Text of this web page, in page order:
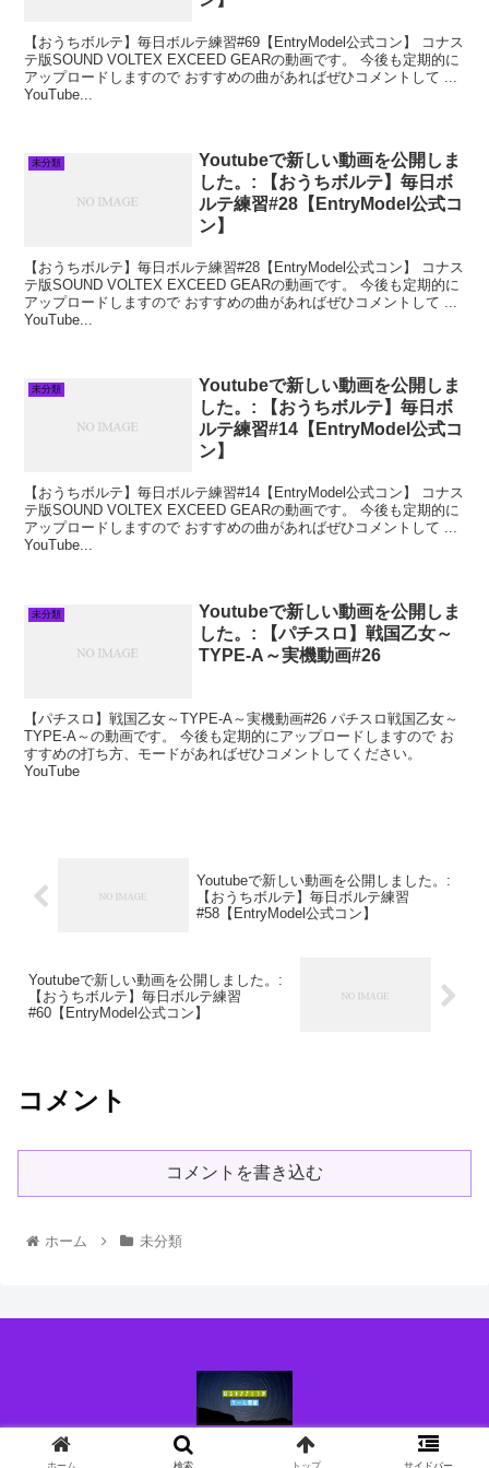
【おうちボルテ】毎日ボルテ練習#69【EntryModel公式コン】 コナス
テ版SOUND VOLTEX EXCEED GEARの動画です。 今後も定期的に
アップロードしますので おすすめの曲があればぜひコメントして ...
YouTube...
未分類
Youtubeで新しい動画を公開しま
した。: 【おうちボルテ】毎日ボ
ルテ練習#28【EntryModel公式コ
ン】
【おうちボルテ】毎日ボルテ練習#28【EntryModel公式コン】 コナス
テ版SOUND VOLTEX EXCEED GEARの動画です。 今後も定期的に
アップロードしますので おすすめの曲があればぜひコメントして ...
YouTube...
未分類
Youtubeで新しい動画を公開しま
した。: 【おうちボルテ】毎日ボ
ルテ練習#14【EntryModel公式コ
ン】
【おうちボルテ】毎日ボルテ練習#14【EntryModel公式コン】 コナス
テ版SOUND VOLTEX EXCEED GEARの動画です。 今後も定期的に
アップロードしますので おすすめの曲があればぜひコメントして ...
YouTube...
未分類
Youtubeで新しい動画を公開しま
した。: 【パチスロ】戦国乙女～
TYPE‐A～実機動画#26
【パチスロ】戦国乙女～TYPE‐A～実機動画#26 パチスロ戦国乙女～
TYPE‐A～の動画です。 今後も定期的にアップロードしますので お
すすめの打ち方、モードがあればぜひコメントしてください。
YouTube
Youtubeで新しい動画を公開しました。:
【おうちボルテ】毎日ボルテ練習
#58【EntryModel公式コン】
Youtubeで新しい動画を公開しました。:
【おうちボルテ】毎日ボルテ練習
#60【EntryModel公式コン】
コメント
コメントを書き込む
ホーム 未分類
© 2021 はるまきさとうのブログ.
ホーム 検索 トップ サイドバー